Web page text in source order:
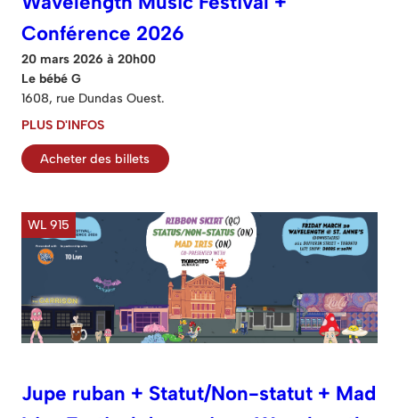
Conférence 2026
20 mars 2026 à 20h00
Le bébé G
1608, rue Dundas Ouest.
PLUS D'INFOS
Acheter des billets
WL 915
Jupe ruban + Statut/Non-statut + Mad